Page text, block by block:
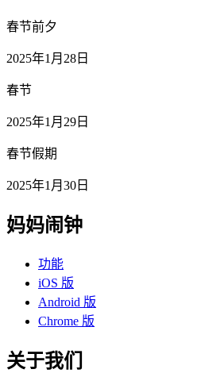
春节前夕
2025年1月28日
春节
2025年1月29日
春节假期
2025年1月30日
妈妈闹钟
功能
iOS 版
Android 版
Chrome 版
关于我们